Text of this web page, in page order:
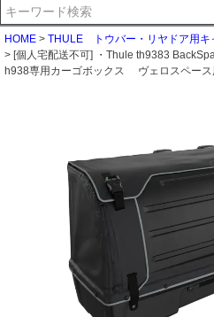
HOME
THULE トウバー・リヤドア用キ
[個人宅配送不可] ・Thule th9383
h938専用カーゴボックス ヴェロスペース